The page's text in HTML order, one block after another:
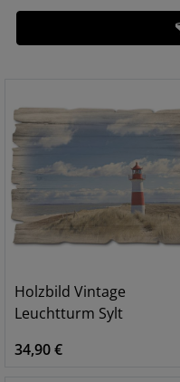
Holzbild Vintage
Leuchtturm Sylt
34,90 €